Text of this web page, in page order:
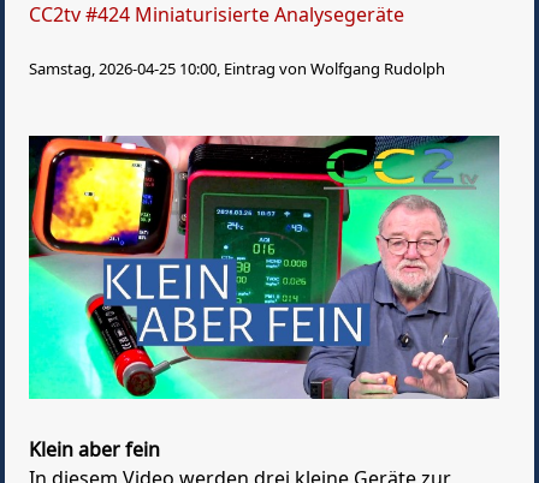
CC2tv #424 Miniaturisierte Analysegeräte
Samstag, 2026-04-25 10:00, Eintrag von Wolfgang Rudolph
Klein aber fein